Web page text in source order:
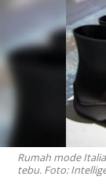
Rumah mode
tebu. Foto: